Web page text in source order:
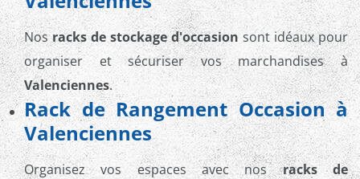
Nosracks de stockage d'occasion sont idéaux pour
organiser et sécuriser vos marchandises à
Valenciennes.
Rack de Rangement Occasion à
Valenciennes
Organisez vos espaces avec nosracks de